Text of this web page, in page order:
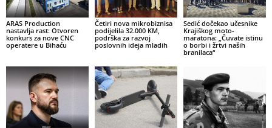
ARAS Production
nastavlja rast: Otvoren
konkurs za nove CNC
operatere u Bihaću
Četiri nova mikrobiznisa
podijelila 32.000 KM,
podrška za razvoj
poslovnih ideja mladih
Sedić dočekao učesnike
Krajiškog moto-
maratona: „Čuvate istinu
o borbi i žrtvi naših
branilaca“